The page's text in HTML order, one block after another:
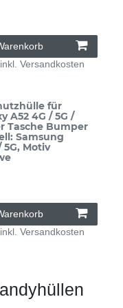
inkl.Versandkosten
für
A52 4G / 5G /
Tasche Bumper
Samsung
5G, Motiv
inkl.Versandkosten